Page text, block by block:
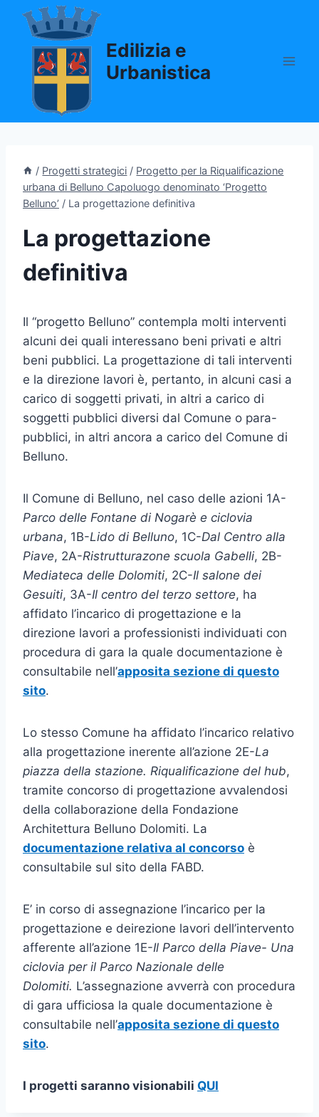
Salta
contenuto
Edilizia e
Urbanistica
/ Progetti strategici / Progetto per la Riqualificazione
urbana di Belluno Capoluogo denominato ‘Progetto
Belluno’ / La progettazione definitiva
La progettazione
definitiva
Il “progetto Belluno” contempla molti interventi
alcuni dei quali interessano beni privati e altri
beni pubblici. La progettazione di tali interventi
e la direzione lavori è, pertanto, in alcuni casi a
carico di soggetti privati, in altri a carico di
soggetti pubblici diversi dal Comune o para-
pubblici, in altri ancora a carico del Comune di
Belluno.
Il Comune di Belluno, nel caso delle azioni 1A-
Parco delle Fontane di Nogarè e ciclovia
urbana, 1B-Lido di Belluno, 1C-Dal Centro alla
Piave, 2A-Ristrutturazone scuola Gabelli, 2B-
Mediateca delle Dolomiti, 2C-Il salone dei
Gesuiti, 3A-Il centro del terzo settore, ha
affidato l’incarico di progettazione e la
direzione lavori a professionisti individuati con
procedura di gara la quale documentazione è
consultabile nell’apposita sezione di questo
sito.
Lo stesso Comune ha affidato l’incarico relativo
alla progettazione inerente all’azione 2E-La
piazza della stazione. Riqualificazione del hub,
tramite concorso di progettazione avvalendosi
della collaborazione della Fondazione
Architettura Belluno Dolomiti. La
documentazione relativa al concorso è
consultabile sul sito della FABD.
E’ in corso di assegnazione l’incarico per la
progettazione e deirezione lavori dell’intervento
afferente all’azione 1E-Il Parco della Piave- Una
ciclovia per il Parco Nazionale delle
Dolomiti. L’assegnazione avverrà con procedura
di gara ufficiosa la quale documentazione è
consultabile nell’apposita sezione di questo
sito.
I progetti saranno visionabili QUI